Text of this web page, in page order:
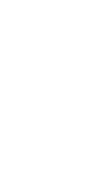
Med Idrepasset får
skidanläggningar i
norra Dalarna och